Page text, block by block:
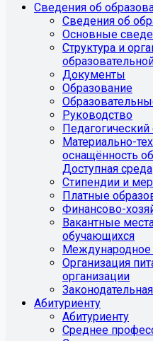
Сведения об
Сведения об
Основные
Структура и
Документы
Образование
Руководство
Педагогический
Материально-
оснащённость
Доступная среда
Стипендии и
Платные
Финансово-
Вакантные
обучающихся
Международное
Организация
организации
Абитуриенту
Абитуриенту
Среднее